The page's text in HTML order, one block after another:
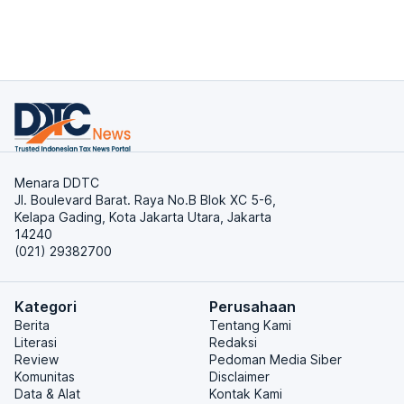
Menara DDTC
Jl. Boulevard Barat. Raya No.B Blok XC 5-6,
Kelapa Gading, Kota Jakarta Utara, Jakarta
14240
(021) 29382700
Kategori
Berita
Literasi
Review
Komunitas
Data & Alat
Perusahaan
Tentang Kami
Redaksi
Pedoman Media Siber
Disclaimer
Kontak Kami